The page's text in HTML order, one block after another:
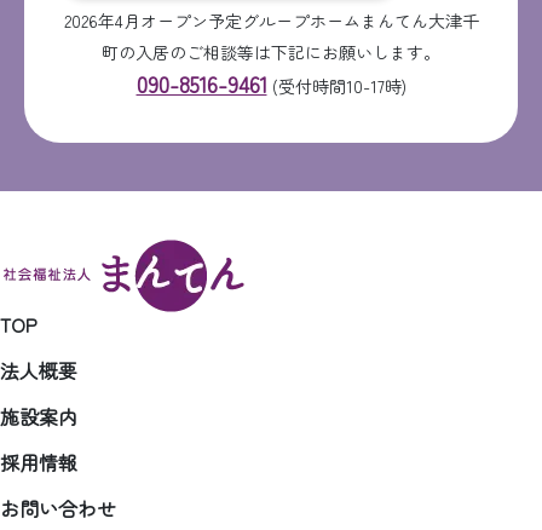
2026年4月オープン予定グループホームまんてん大津千
町の入居のご相談等は下記にお願いします。
090-8516-9461 (受付時間10-17時)
TOP
法人概要
施設案内
採用情報
お問い合わせ